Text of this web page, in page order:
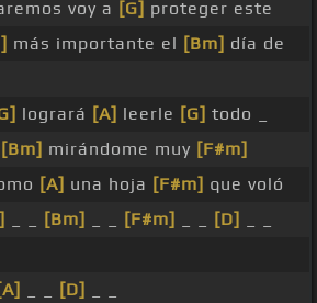
voy a [G] proteger este
más importante el [Bm] día de
logrará [A] leerle [G] todo _
[Bm] mirándome muy [F#m]
[A] una hoja [F#m] que voló
[Bm] [F#m] [D]
[A] [D]